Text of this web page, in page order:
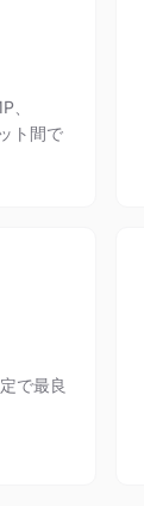
、
ト間で
で最良